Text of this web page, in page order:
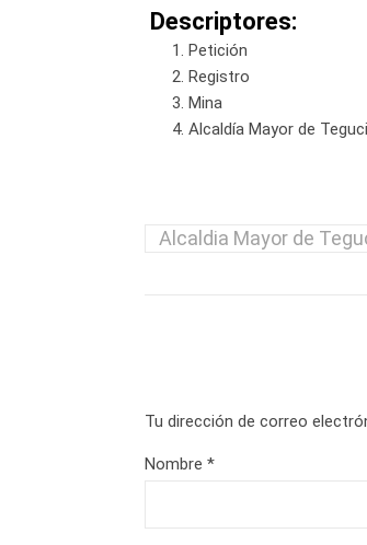
Descriptores:
Petición
Registro
Mina
Alcaldía Mayor de
Alcaldia Mayor de
Tu dirección de correo
Nombre *